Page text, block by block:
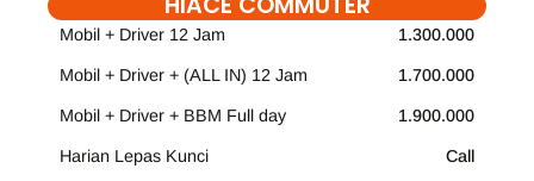
Mobil + Driver 12 Jam 1.300.000
Mobil + Driver + (ALL IN) 12 Jam 1.700.000
Mobil + Driver + BBM Full day 1.900.000
Harian Lepas Kunci Call